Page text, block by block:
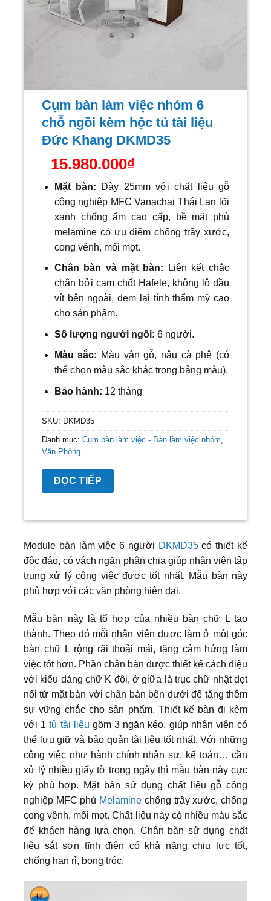
Cụm bàn làm việc nhóm 6
chỗ ngồi kèm hộc tủ tài liệu
Đức Khang DKMD35
15.980.000₫
Mặt bàn: Dày 25mm vớichất liệu gỗ
công nghiệp MFC Vanachai Thái Lan lõi
xanh chống ẩm cao cấp, bề mặt phủ
melamine có ưu điểm chống trầy xước,
cong vênh, mối mọt.
Chân bàn và mặt bàn: Liên kết chắc
chắn bởi cam chốt Hafele, không lộ đầu
vít bên ngoài, đem lại tính thẩm mỹ cao
cho sản phẩm.
Số lượng người ngồi: 6người.
Màu sắc: Màu vân gỗ, nâu cà phê (có
thể chọn màu sắc khác trong bảng màu).
Bảo hành: 12 tháng
SKU: DKMD35
Danh mục: Cụm bàn làm việc - Bàn làm việc nhóm
Văn Phòng
ĐỌC TIẾP
Module bàn làm việc 6 người DKMD35có thiết kế
độc đáo, có vách ngăn phân chia giúp nhân viên tập
trung xử lý công việc được tốt nhất. Mẫu bàn này
phù hợp với các văn phòng hiện đại.
Mẫu bàn này là tổ hợp của nhiều bàn chữ L tạo
thành. Theo đó mỗi nhân viên được làm ở một góc
bàn chữ L rộng rãi thoải mái, tăng cảm hứng làm
việc tốt hơn. Phần chân bàn được thiết kế cách điệu
với kiểu dáng chữ K đôi, ở giữa là trục chữ nhật dẹt
nối từ mặt bàn với chân bàn bên dưới để tăng thêm
sự vững chắc cho sản phẩm. Thiết kế bàn đi kèm
với 1tủ tài liệu gồm 3 ngăn kéo, giúp nhân viên có
thể lưu giữ và bảo quản tài liệu tốt nhất. Với những
công việc như hành chính nhân sự, kế toán… cần
xử lý nhiều giấy tờ trong ngày thì mẫu bàn này cực
kỳ phù hợp. Mặt bàn sử dụng chất liệu gỗ công
nghiệp MFC phủ Melamine chống trầy xước, chống
cong vênh, mối mọt. Chất liệu này có nhiều màu sắc
để khách hàng lựa chọn. Chân bàn sử dụng chất
liệu sắt sơn tĩnh điện có khả năng chịu lực tốt,
chống han rỉ, bong tróc.